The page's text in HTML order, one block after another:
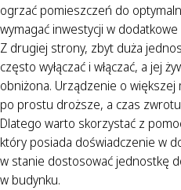
ogrzać pomieszczeń do
wymagać inwestycji w
Z drugiej strony, zbyt duża
często wyłączać i włączać, a jej
obniżona. Urządzenie o
po prostu droższe, a czas zwrotu
Dlatego warto skorzystać z
który posiada doświadczenie w
w stanie dostosować jednostkę
w budynku.